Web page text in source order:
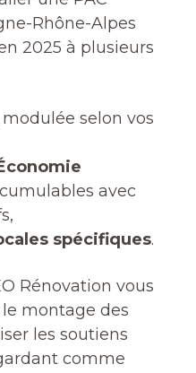
Rhône-Alpes
2025 à plusieurs
modulée selon vos
avec
spécifiques.
Rénovation vous
montage des
les soutiens
comme